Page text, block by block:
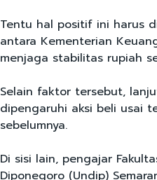
Tentu hal positif ini harus
antara Kementerian
menjaga stabilitas rupiah
Selain faktor tersebut,
dipengaruhi aksi beli usai
sebelumnya.
Di sisi lain, pengajar
Diponegoro (Undip)